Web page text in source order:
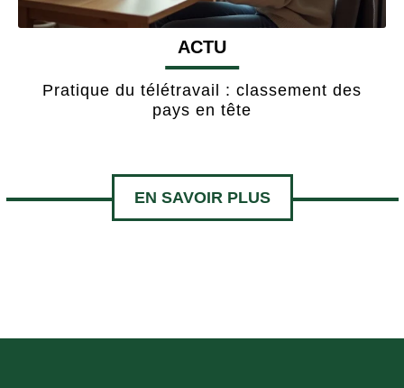
ACTU
Pratique du télétravail : classement des
pays en tête
EN SAVOIR PLUS